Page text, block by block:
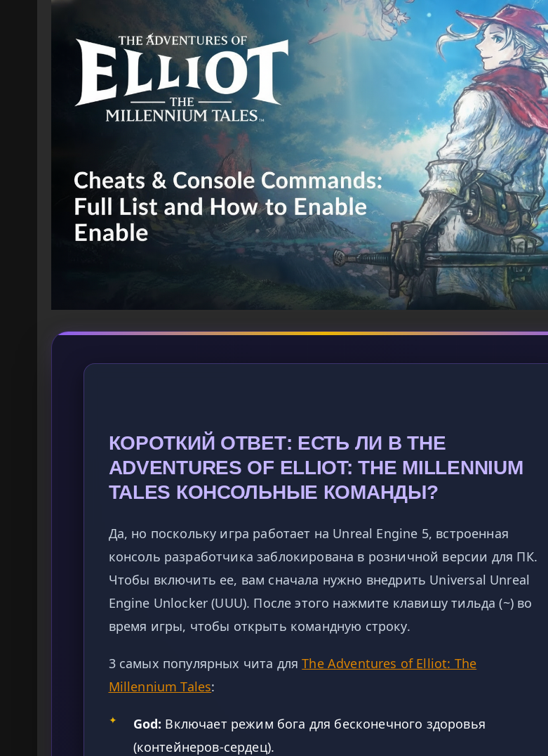
КОРОТКИЙ ОТВЕТ: ЕСТЬ ЛИ В THE
ADVENTURES OF ELLIOT: THE MILLENNIUM
TALES КОНСОЛЬНЫЕ КОМАНДЫ?
Да, но поскольку игра работает на Unreal Engine 5, встроенная
консоль разработчика заблокирована в розничной версии для ПК.
Чтобы включить ее, вам сначала нужно внедрить Universal Unreal
Engine Unlocker (UUU). После этого нажмите клавишу тильда (~) во
время игры, чтобы открыть командную строку.
3 самых популярных чита дляThe Adventures of Elliot: The
Millennium Tales:
✦ God: Включает режим бога для бесконечного здоровья
(контейнеров-сердец).